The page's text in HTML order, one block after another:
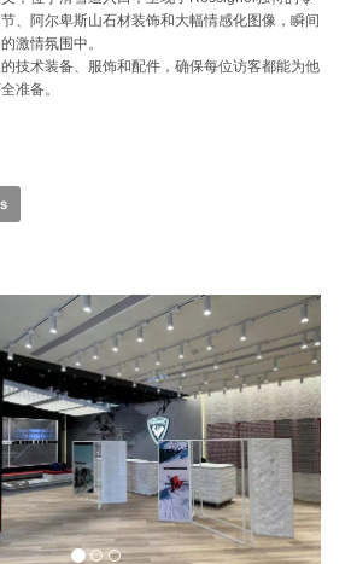
、阿尔卑斯山石材装饰和大幅情感化图像，瞬间
激情氛围中。
技术装备、服饰和配件，确保每位访客都能为他
准备。